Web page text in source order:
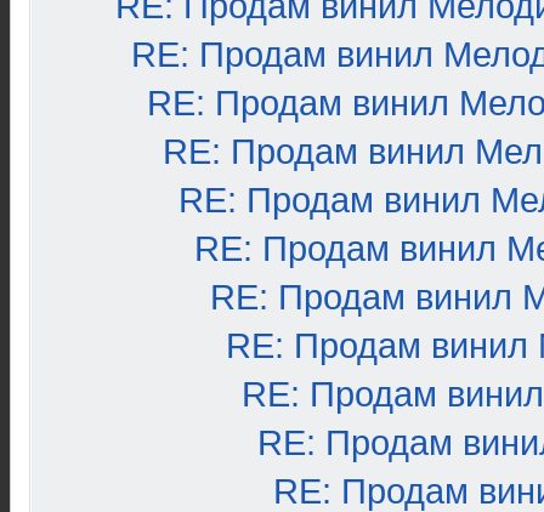
RE: Продам винил
RE: Продам винил
RE: Продам винил
RE: Продам винил
RE: Продам винил
RE: Продам винил
RE: Продам винил
RE: Продам
RE: Продам
RE: Продам